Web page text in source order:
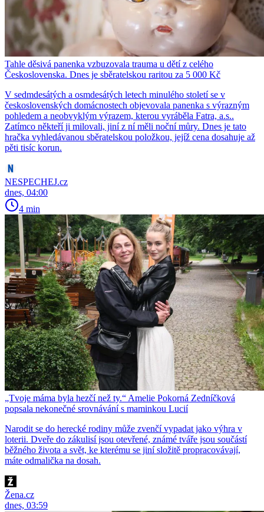
Tahle děsivá panenka vzbuzovala trauma u dětí z celého
Československa. Dnes je sběratelskou raritou za 5 000 Kč
V sedmdesátých a osmdesátých letech minulého století se v
československých domácnostech objevovala panenka s výrazným
pohledem a neobvyklým výrazem, kterou vyráběla Fatra, a.s..
Zatímco někteří ji milovali, jiní z ní měli noční můry. Dnes je tato
hračka vyhledávanou sběratelskou položkou, jejíž cena dosahuje až
pěti tisíc korun.
NESPECHEJ.cz
dnes, 04:00
4 min
„Tvoje máma byla hezčí než ty.“ Amelie Pokorná Zedníčková
popsala nekonečné srovnávání s maminkou Lucií
Narodit se do herecké rodiny může zvenčí vypadat jako výhra v
loterii. Dveře do zákulisí jsou otevřené, známé tváře jsou součástí
běžného života a svět, ke kterému se jiní složitě propracovávají,
máte odmalička na dosah.
Žena.cz
dnes, 03:59